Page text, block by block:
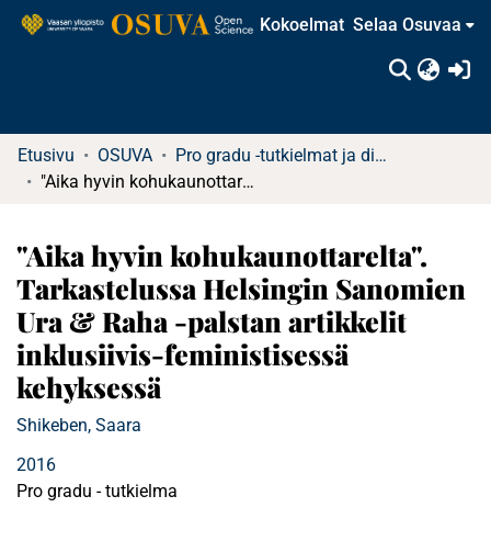
Kokoelmat Selaa Osuvaa
Etusivu OSUVA
Pro gradu -tutkielmat ja diplomityöt (rajattu saatavuus)
"Aika hyvin kohukaunottarelta". Tarkastelussa Helsingin Sanomien Ura & Raha -palstan artikkelit inklusiivis-feministisessä kehyksessä
"Aika hyvin kohukaunottarelta".
Tarkastelussa Helsingin Sanomien
Ura & Raha -palstan artikkelit
inklusiivis-feministisessä
kehyksessä
Shikeben, Saara
2016
Pro gradu - tutkielma